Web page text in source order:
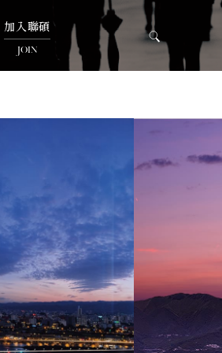
加入聯碩
JOIN